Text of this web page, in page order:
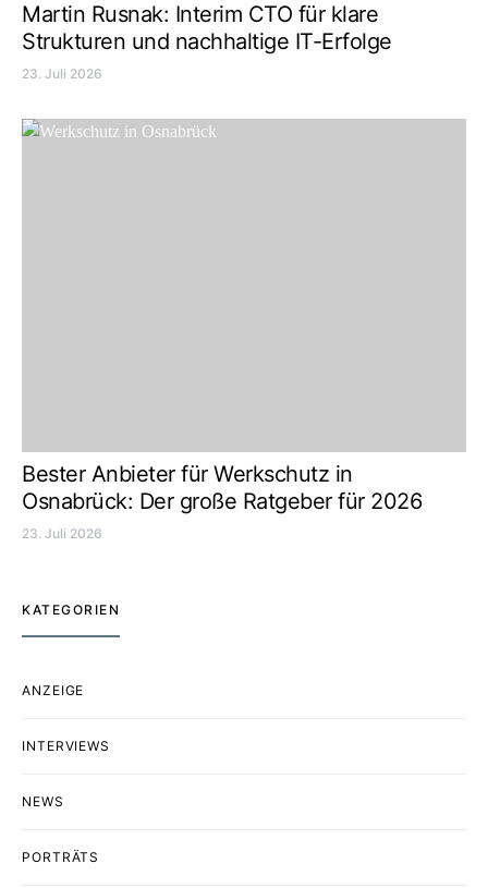
Martin Rusnak: Interim CTO für klare
Strukturen und nachhaltige IT-Erfolge
23. Juli 2026
Bester Anbieter für Werkschutz in
Osnabrück: Der große Ratgeber für 2026
23. Juli 2026
KATEGORIEN
ANZEIGE
INTERVIEWS
NEWS
PORTRÄTS